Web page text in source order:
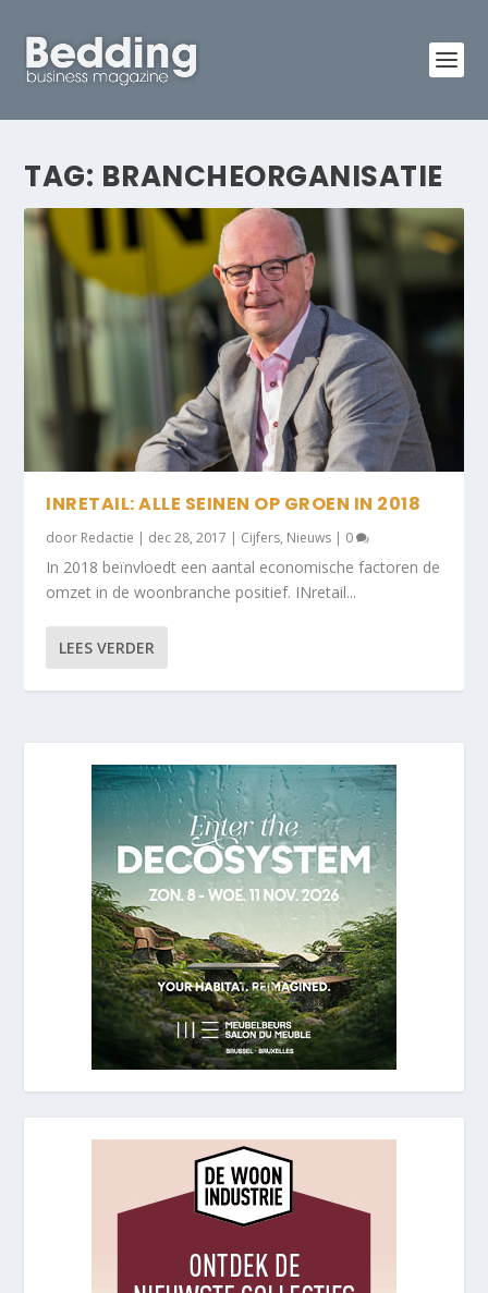
TAG: BRANCHEORGANISATIE
INRETAIL: ALLE SEINEN OP GROEN IN 2018
door Redactie | dec 28, 2017 | Cijfers, Nieuws | 0
In 2018 beïnvloedt een aantal economische factoren de
omzet in de woonbranche positief. INretail...
LEES VERDER